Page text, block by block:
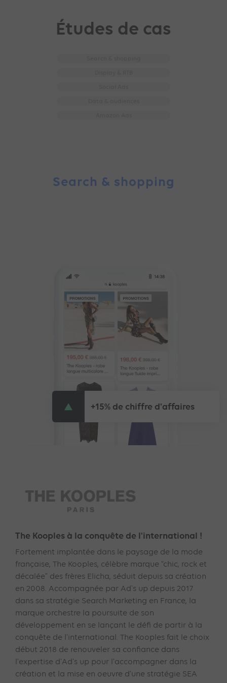
Études de cas
Search & shopping
+15% de chiffre d'affaires
The Kooples à la conquête de l'international !
Fortement implantée dans le paysage de la mode
française, The Kooples, célèbre marque “chic, rock et
décalée” des frères Elicha, séduit depuis sa création
en 2008. Accompagnée par Ad's up depuis 2017
dans sa stratégie Search Marketing en France, la
marque orchestre la poursuite de son
développement en se lançant le défi de partir à la
conquête de l'international. The Kooples fait le choix
début 2018 de renouveler sa confiance dans
l'expertise d'Ad's up pour l'accompagner dans la
création et la mise en oeuvre d'une stratégie SEA